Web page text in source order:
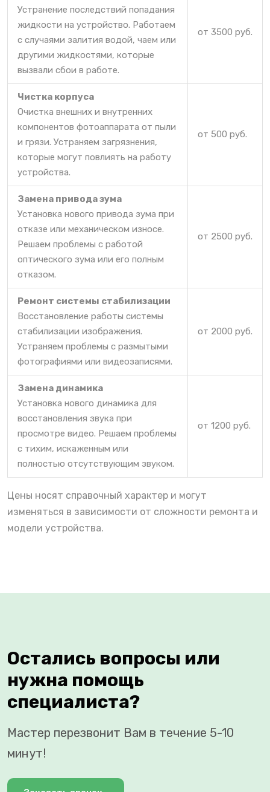
Устранение последствий попадания
жидкости на устройство. Работаем
с случаями залития водой, чаем или
другими жидкостями, которые
вызвали сбои в работе.
от 3500 руб.
Чистка корпуса
Очистка внешних и внутренних
компонентов фотоаппарата от пыли
и грязи. Устраняем загрязнения,
которые могут повлиять на работу
устройства.
от 500 руб.
Замена привода зума
Установка нового привода зума при
отказе или механическом износе.
Решаем проблемы с работой
оптического зума или его полным
отказом.
от 2500 руб.
Ремонт системы стабилизации
Восстановление работы системы
стабилизации изображения.
Устраняем проблемы с размытыми
фотографиями или видеозаписями.
от 2000 руб.
Замена динамика
Установка нового динамика для
восстановления звука при
просмотре видео. Решаем проблемы
с тихим, искаженным или
полностью отсутствующим звуком.
от 1200 руб.
Цены носят справочный характер и могут
изменяться в зависимости от сложности ремонта и
модели устройства.
Остались вопросы или
нужна помощь
специалиста?
Мастер перезвонит Вам в течение 5-10
минут!